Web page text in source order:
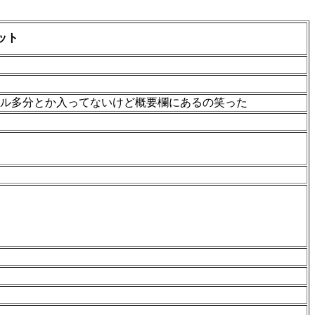
ト
多分とか入ってないけど概要欄にあるの笑った